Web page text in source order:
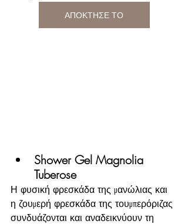
ΑΠΟΚΤΗΣΕ ΤΟ
Shower Gel Magnolia
Tuberose
Η φυσική φρεσκάδα της μανώλιας και
η ζουμερή φρεσκάδα της τουμπερόριζας
συνδυάζονται και αναδεικνύουν τη